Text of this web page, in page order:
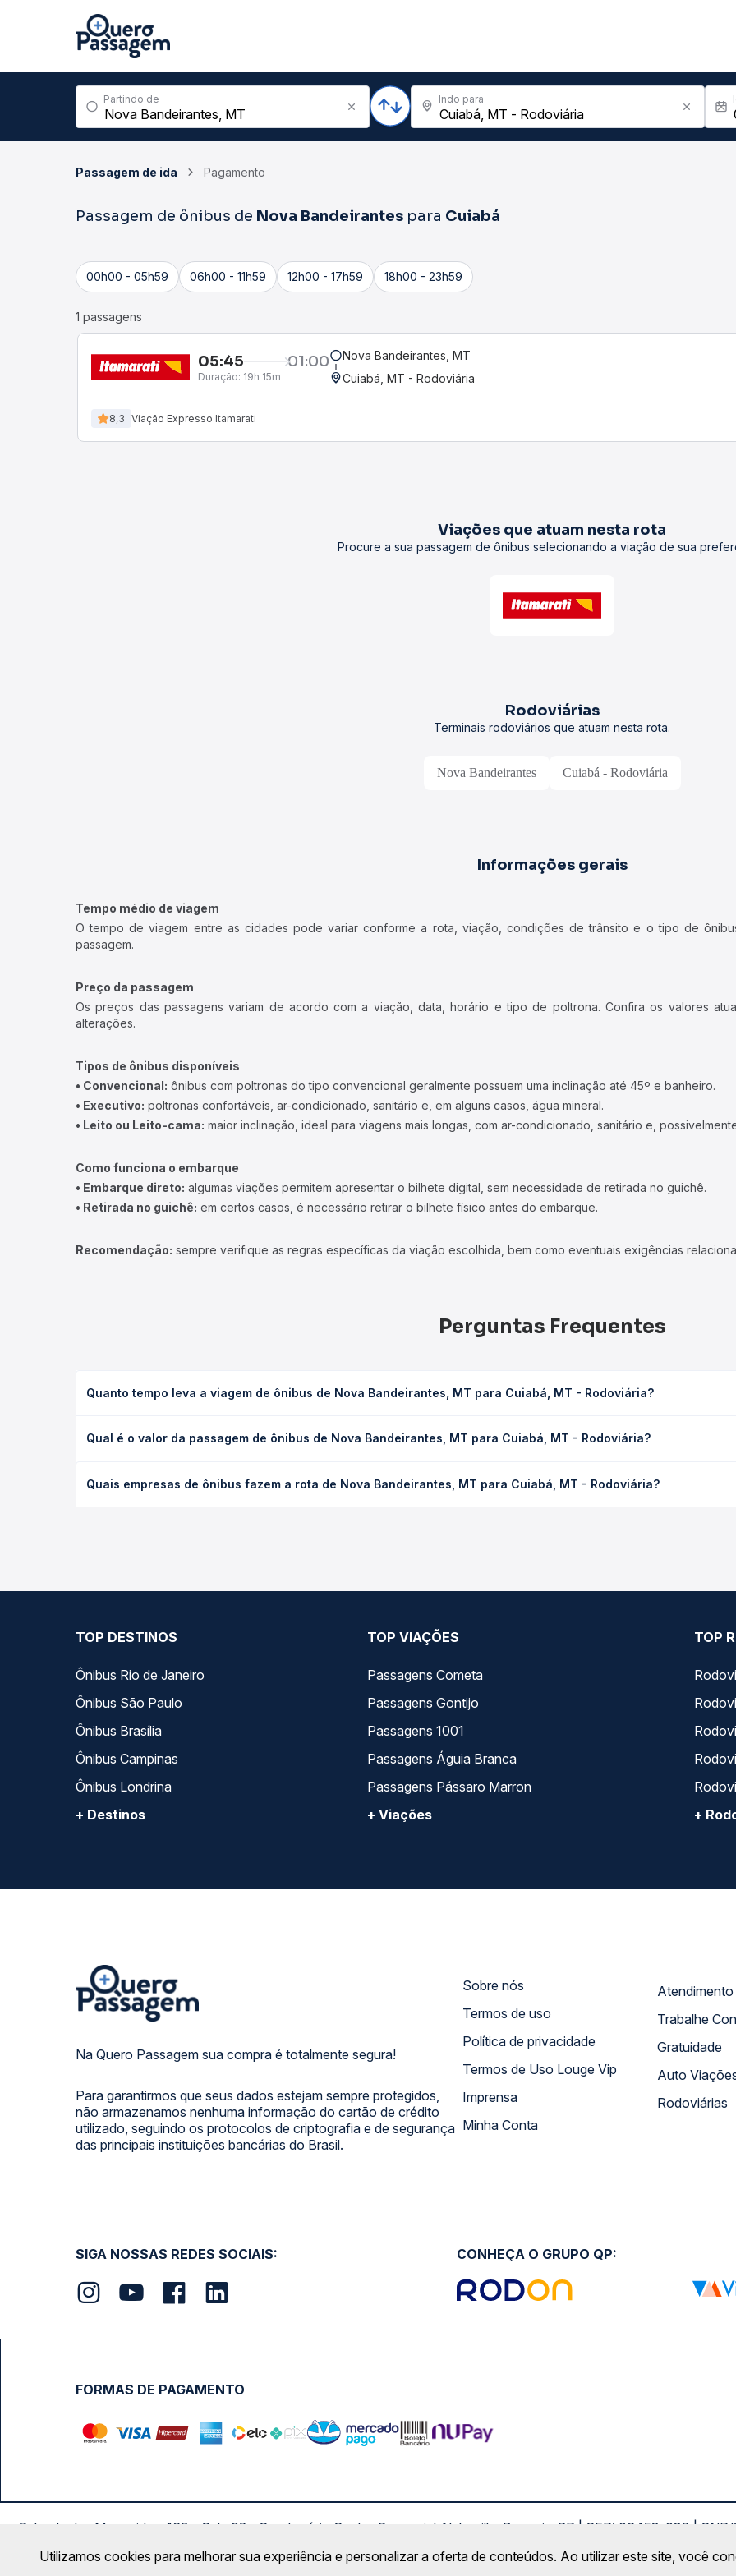
Partindo de Indo para
Passagem de ida Pagamento
Passagem de ônibus de Nova Bandeirantes para Cuiabá
00h00 - 05h59 06h00 - 11h59 12h00 - 17h59 18h00 - 23h59
1 passagens
05:45 01:00
Duração: 19h 15m
Nova Bandeirantes, MT
Cuiabá, MT - Rodoviária
8,3 Viação Expresso Itamarati
Viações que atuam nesta rota
Procure a sua passagem de ônibus selecionando a viação de sua
Rodoviárias
Terminais rodoviários que atuam nesta rota.
Nova Bandeirantes Cuiabá - Rodoviária
Informações gerais
Tempo médio de viagem
O tempo de viagem entre as cidades pode variar conforme a rota, viação, condições de trânsito e o tipo de
passagem.
Preço da passagem
Os preços das passagens variam de acordo com a viação, data, horário e tipo de poltrona. Confira os valores
alterações.
Tipos de ônibus disponíveis
• Convencional: ônibus com poltronas do tipo convencional geralmente possuem uma inclinação até 45º e banheiro.
• Executivo: poltronas confortáveis, ar-condicionado, sanitário e, em alguns casos, água mineral.
• Leito ou Leito-cama: maior inclinação, ideal para viagens mais longas, com ar-condicionado, sanitário e,
Como funciona o embarque
• Embarque direto: algumas viações permitem apresentar o bilhete digital, sem necessidade de retirada no guichê.
• Retirada no guichê: em certos casos, é necessário retirar o bilhete físico antes do embarque.
Recomendação: sempre verifique as regras específicas da viação escolhida, bem como eventuais exigências
Perguntas Frequentes
Quanto tempo leva a viagem de ônibus de Nova Bandeirantes, MT para Cuiabá, MT - Rodoviária?
(convencional, executivo ou leito) e as condições de tráfego. Na Quero Passagem você consulta os horários
Qual é o valor da passagem de ônibus de Nova Bandeirantes, MT para Cuiabá, MT - Rodoviária?
tipo de poltrona e a antecedência da compra. Na Quero Passagem você compara os preços de todas as viações em
Quais empresas de ônibus fazem a rota de Nova Bandeirantes, MT para Cuiabá, MT - Rodoviária?
TOP DESTINOS
Ônibus Rio de Janeiro
Ônibus São Paulo
Ônibus Brasília
Ônibus Campinas
Ônibus Londrina
+ Destinos
TOP VIAÇÕES
Passagens Cometa
Passagens Gontijo
Passagens 1001
Passagens Águia Branca
Passagens Pássaro Marron
+ Viações
TOP
+
Na Quero Passagem sua compra é totalmente segura!
Para garantirmos que seus dados estejam sempre protegidos,
não armazenamos nenhuma informação do cartão de crédito
utilizado, seguindo os protocolos de criptografia e de segurança
das principais instituições bancárias do Brasil.
Sobre nós
Termos de uso
Política de privacidade
Termos de Uso Louge Vip
Imprensa
Minha Conta
Trabalhe
Gratuidade
Auto
Rodoviárias
SIGA NOSSAS REDES SOCIAIS: CONHEÇA O GRUPO QP:
FORMAS DE PAGAMENTO
Calçada das Margaridas, 163 - Sala 02 - Condomínio Centro Comercial Alphaville, Barueri - SP | CEP: 06453-038 |
Copyright 2026 © QueroPassagem.com.br
Utilizamos cookies para melhorar sua experiência e personalizar a oferta de conteúdos. Ao utilizar este site, você